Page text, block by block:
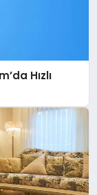
Hızlı